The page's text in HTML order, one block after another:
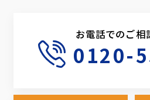
お電話でのご相
0120-